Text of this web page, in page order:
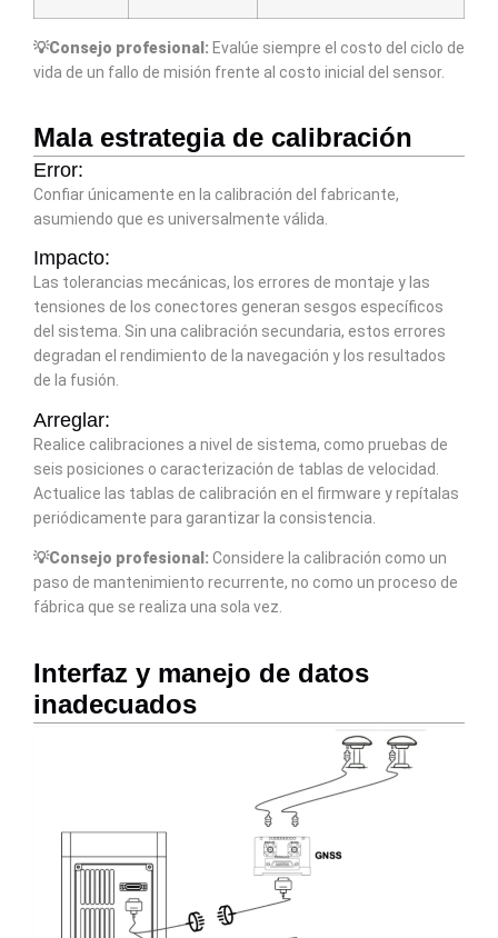
💡Consejo profesional: Evalúe siempre el costo del ciclo de
vida de un fallo de misión frente al costo inicial del sensor.
Mala estrategia de calibración
Error:
Confiar únicamente en la calibración del fabricante,
asumiendo que es universalmente válida.
Impacto:
Las tolerancias mecánicas, los errores de montaje y las
tensiones de los conectores generan sesgos específicos
del sistema. Sin una calibración secundaria, estos errores
degradan el rendimiento de la navegación y los resultados
de la fusión.
Arreglar:
Realice calibraciones a nivel de sistema, como pruebas de
seis posiciones o caracterización de tablas de velocidad.
Actualice las tablas de calibración en el firmware y repítalas
periódicamente para garantizar la consistencia.
💡Consejo profesional: Considere la calibración como un
paso de mantenimiento recurrente, no como un proceso de
fábrica que se realiza una sola vez.
Interfaz y manejo de datos
inadecuados